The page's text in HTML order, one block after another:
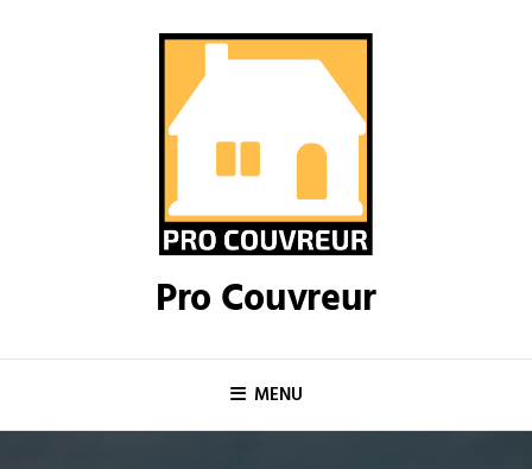
Pro Couvreur
MENU